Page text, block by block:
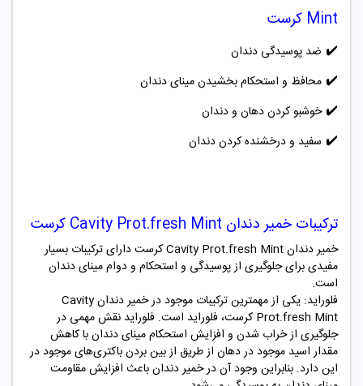
Mint کرست
✔️ ضد پوسیدگی دندان
✔️ محافظ و استحکام بخشیدن مینای دندان
✔️خوشبو کردن دهان و دندان
✔️ سفید و درخشنده کردن دندان
ترکیبات خمیر دندان Cavity Prot.fresh Mint کرست
خمیر دندان Cavity Prot.fresh Mint کرست دارای ترکیبات بسیار
مفیدی برای جلوگیری از پوسیدگی و استحکام و دوام مینای دندان
است.
فلوراید: یکی از مهمترین ترکیبات موجود در خمیر دندان Cavity
Prot.fresh Mint کرست، فلوراید است. فلوراید نقش مهمی در
جلوگیری از خراب شدن و افزایش استحکام مینای دندان با کاهش
مقدار اسید موجود در دهان از طریق از بین بردن باکتری‌های موجود در
این دارد. بنابراین وجود آن در خمیر دندان باعث افزایش مقاومت